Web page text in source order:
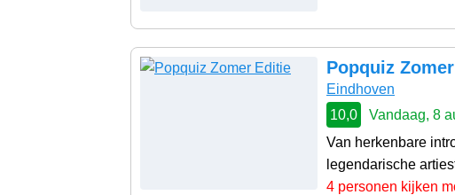
Popquiz
Eindhoven
10,0
Vandaag, 8
Van herkenbare
legendarische
4 personen kijken